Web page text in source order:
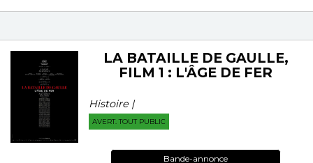
LA BATAILLE DE GAULLE,
FILM 1 : L'ÂGE DE FER
Histoire |
AVERT. TOUT PUBLIC
Bande-annonce